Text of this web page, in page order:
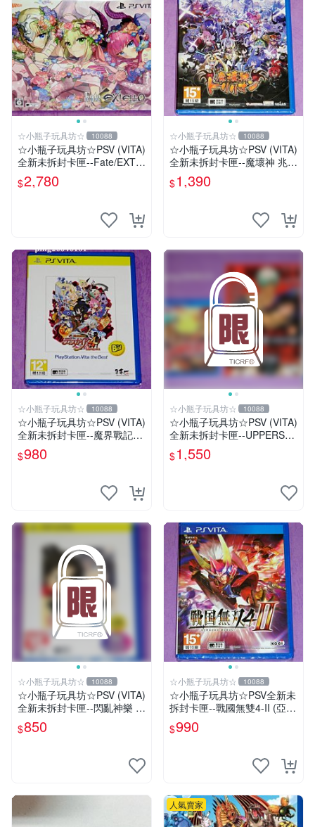
☆小瓶子玩具坊☆ 10088
☆小瓶子玩具坊☆PSV (VITA)
全新未拆封卡匣--Fate/EXTE
LLA 限定版 (日版)
$2,780
☆小瓶子玩具坊☆ 10088
☆小瓶子玩具坊☆PSV (VITA)
全新未拆封卡匣--魔壞神 兆力
翁 (亞版日文版)
$1,390
☆小瓶子玩具坊☆ 10088
☆小瓶子玩具坊☆PSV (VITA)
全新未拆封卡匣--魔界戰記4
Return (THE BEST版)
$980
☆小瓶子玩具坊☆ 10088
☆小瓶子玩具坊☆PSV (VITA)
全新未拆封卡匣--UPPERS
(日版) + 特典--冊子&CD
$1,550
☆小瓶子玩具坊☆ 10088
☆小瓶子玩具坊☆PSV (VITA)
全新未拆封卡匣--閃亂神樂 忍
者對決 -少女們的証明- BEST
版
$850
☆小瓶子玩具坊☆ 10088
☆小瓶子玩具坊☆PSV全新未
拆封卡匣--戰國無雙4-II (亞版
日文版)
$990
人氣賣家